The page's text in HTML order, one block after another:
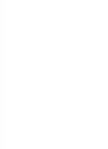
à mes favoris